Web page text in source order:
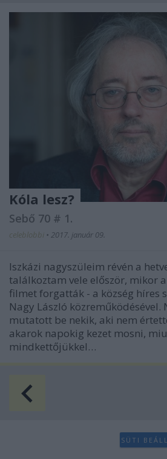
Kóla lesz?
Sebő 70 # 1.
celeblobbi • 2017. január 09.
Iszkázi nagyszüleim révén a
találkoztam vele először, mikor
filmet forgatták - a község híres
Nagy László közreműködésével.
mutatott be nekik, aki nem
akarok napokig kezet mosni,
mindkettőjükkel…
SÜTI